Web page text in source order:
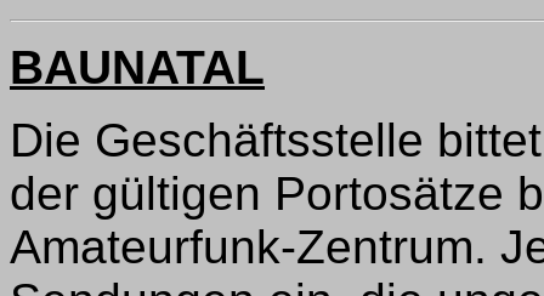
BAUNATAL
Die Geschäftsstelle
der gültigen Portosätze
Amateurfunk-Zentrum.